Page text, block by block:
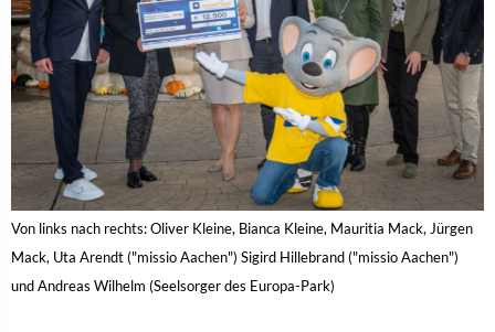
Von links nach rechts: Oliver Kleine, Bianca Kleine, Mauritia Mack, Jürgen
Mack, Uta Arendt ("missio Aachen") Sigird Hillebrand ("missio Aachen")
und Andreas Wilhelm (Seelsorger des Europa-Park)